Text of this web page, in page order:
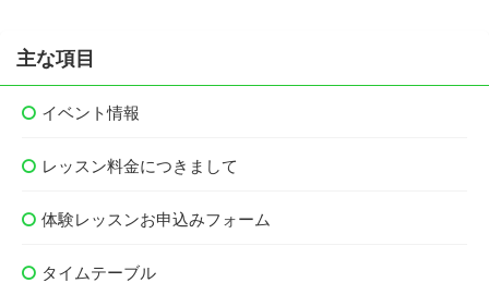
主な項目
イベント情報
レッスン料金につきまして
体験レッスンお申込みフォーム
タイムテーブル